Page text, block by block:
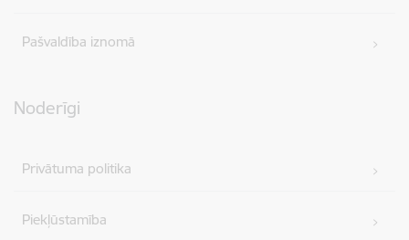
Pašvaldība iznomā
Noderīgi
Privātuma politika
Piekļūstamība